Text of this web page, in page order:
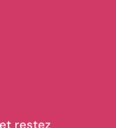
restez